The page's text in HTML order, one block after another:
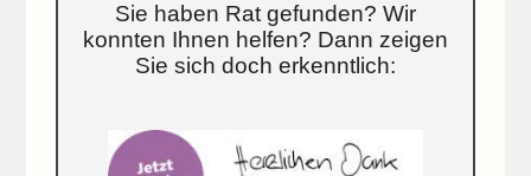
Sie haben Rat gefunden? Wir
konnten Ihnen helfen? Dann zeigen
Sie sich doch erkenntlich: